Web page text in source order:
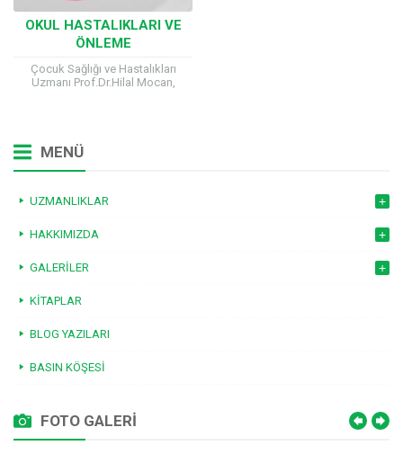
OKUL HASTALIKLARI VE
ÖNLEME
Çocuk Sağlığı ve Hastalıkları
Uzmanı Prof.Dr.Hilal Mocan,
MENÜ
UZMANLIKLAR
HAKKIMIZDA
GALERILER
KITAPLAR
BLOG YAZILARI
BASIN KÖŞESI
FOTO GALERİ